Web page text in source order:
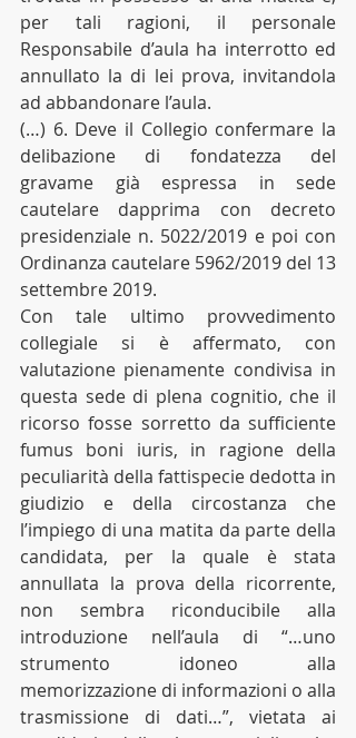
per tali ragioni, il personale
Responsabile d’aula ha interrotto ed
annullato la di lei prova, invitandola
ad abbandonare l’aula.
(…) 6. Deve il Collegio confermare la
delibazione di fondatezza del
gravame già espressa in sede
cautelare dapprima con decreto
presidenziale n. 5022/2019 e poi con
Ordinanza cautelare 5962/2019 del 13
settembre 2019.
Con tale ultimo provvedimento
collegiale si è affermato, con
valutazione pienamente condivisa in
questa sede di plena cognitio, che il
ricorso fosse sorretto da sufficiente
fumus boni iuris, in ragione della
peculiarità della fattispecie dedotta in
giudizio e della circostanza che
l’impiego di una matita da parte della
candidata, per la quale è stata
annullata la prova della ricorrente,
non sembra riconducibile alla
introduzione nell’aula di “…uno
strumento idoneo alla
memorizzazione di informazioni o alla
trasmissione di dati…”, vietata ai